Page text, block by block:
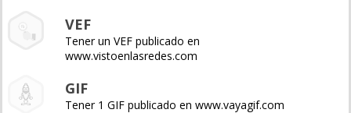
VEF
Tener un VEF publicado en
www.vistoenlasredes.com
GIF
Tener 1 GIF publicado en www.vayagif.com